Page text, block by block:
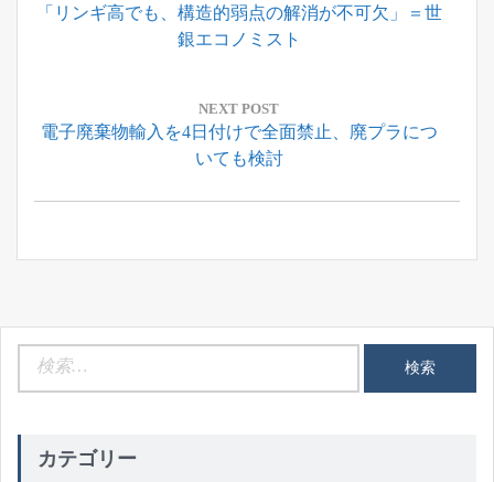
ナ
シ
ン
Previous
「リンギ高でも、構造的弱点の解消が不可欠」＝世
銀エコノミスト
NEXT POST
Next
電子廃棄物輸入を4日付けで全面禁止、廃プラにつ
いても検討
カテゴリー